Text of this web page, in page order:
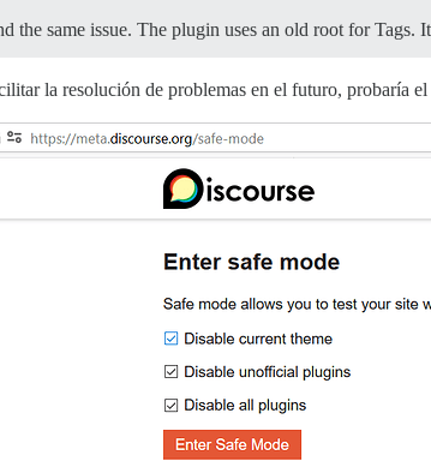
the same issue. The plugin uses an old root for
la resolución de problemas en el futuro, probaría